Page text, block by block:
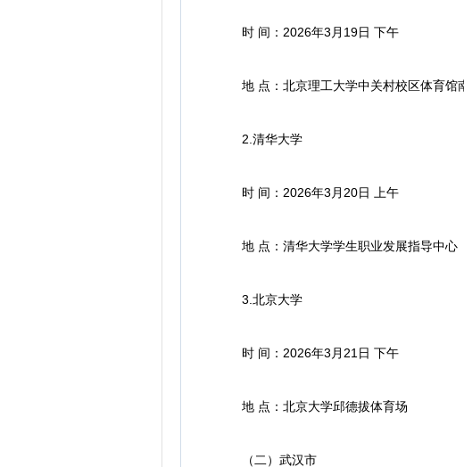
时 间：2026年3月19日 下午
地 点：北京理工大学中关村校区体育馆
2.清华大学
时 间：2026年3月20日 上午
地 点：清华大学学生职业发展指导中心
3.北京大学
时 间：2026年3月21日 下午
地 点：北京大学邱德拔体育场
（二）武汉市